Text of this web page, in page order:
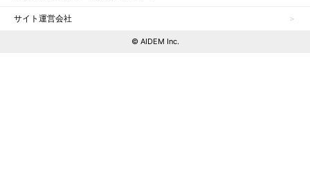
サイト運営会社
© AIDEM Inc.